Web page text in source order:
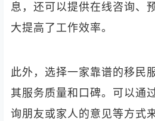
息，还可以提供在线咨询、
大提高了工作效率。
此外，选择一家靠谱的移民
其服务质量和口碑。可以通
询朋友或家人的意见等方式